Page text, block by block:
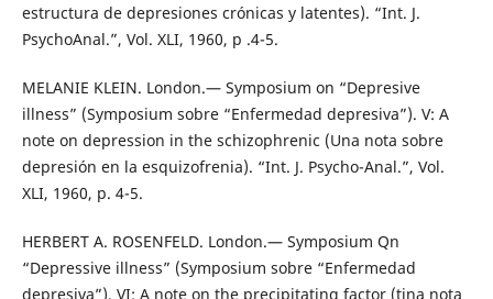
estructura de depresiones crónicas y latentes). “Int. J.
PsychoAnal.”, Vol. XLI, 1960, p .4-5.
MELANIE KLEIN. London.— Symposium on “Depresive
illness” (Symposium sobre “Enfermedad depresiva”). V: A
note on depression in the schizophrenic (Una nota sobre
depresión en la esquizofrenia). “Int. J. Psycho-Anal.”, Vol.
XLI, 1960, p. 4-5.
HERBERT A. ROSENFELD. London.— Symposium Qn
“Depressive illness” (Symposium sobre “Enfermedad
depresiva”). VI: A note on the precipitating factor (tina nota